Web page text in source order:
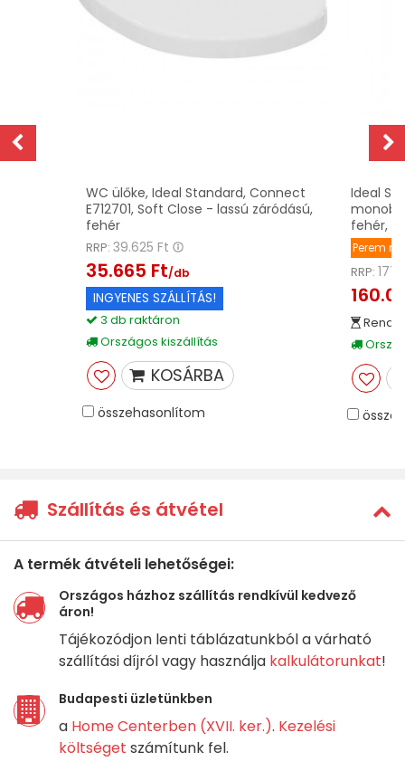
WC ülőke, Ideal Standard, Connect
E712701, Soft Close - lassú záródású,
fehér
RRP: 39.625 Ft
35.665 Ft/db
INGYENES SZÁLLÍTÁS!
3 db raktáron
Országos kiszállítás
KOSÁRBA
összehasonlítom
Ideal
fehér,
Perem
RRP:
Szállítás és átvétel
A termék átvételi lehetőségei:
Országos házhoz szállítás rendkívül kedvező
áron!
Tájékozódjon lenti táblázatunkból a várható
szállítási díjról vagy használja kalkulátorunkat!
Budapesti üzletünkben
a Home Centerben (XVII. ker.). Kezelési
költséget számítunk fel.